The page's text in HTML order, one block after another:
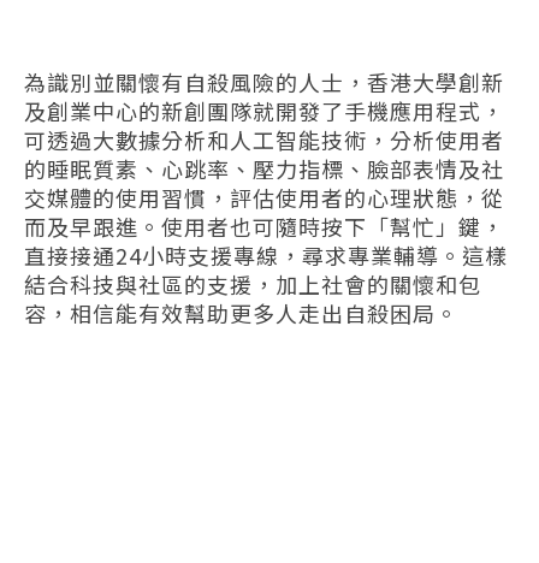
為識別並關懷有自殺風險的人士，香港大學創新
及創業中心的新創團隊就開發了手機應用程式，
可透過大數據分析和人工智能技術，分析使用者
的睡眠質素、心跳率、壓力指標、臉部表情及社
交媒體的使用習慣，評估使用者的心理狀態，從
而及早跟進。使用者也可隨時按下「幫忙」鍵，
直接接通24小時支援專線，尋求專業輔導。這樣
結合科技與社區的支援，加上社會的關懷和包
容，相信能有效幫助更多人走出自殺困局。